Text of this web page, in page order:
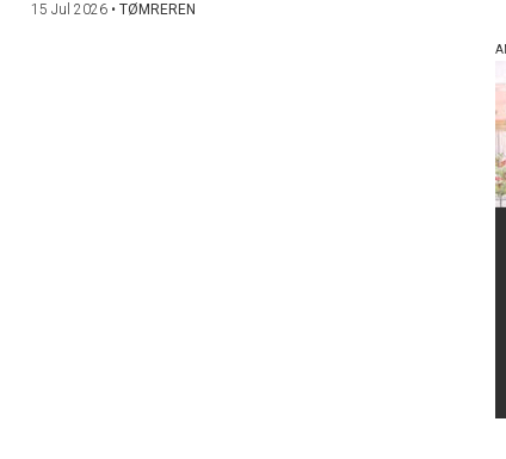
15 Jul 2026• TØMREREN